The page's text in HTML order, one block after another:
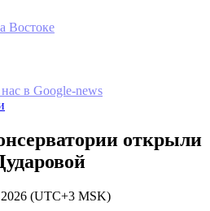
Востоке
в Google-news
открыли
(UTC+3 MSK)